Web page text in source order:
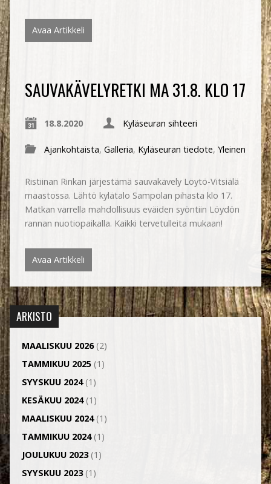
Avaa Artikkeli
SAUVAKÄVELYRETKI MA 31.8. KLO 17
18.8.2020 Kyläseuran sihteeri
Ajankohtaista, Galleria, Kyläseuran tiedote, Yleinen
Ristiinan Rinkan järjestämä sauvakävely Löytö-Vitsiälä
maastossa. Lähtö kylätalo Sampolan pihasta klo 17.
Matkan varrella mahdollisuus eväiden syöntiin Löydön
rannan nuotiopaikalla. Kaikki tervetulleita mukaan!
Avaa Artikkeli
ARKISTO
MAALISKUU 2026(2)
TAMMIKUU 2025(1)
SYYSKUU 2024(1)
KESÄKUU 2024(1)
MAALISKUU 2024(1)
TAMMIKUU 2024(1)
JOULUKUU 2023(1)
SYYSKUU 2023(1)